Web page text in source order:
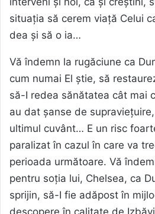
situația să cerem viață Celui
dea și să o ia…
Vă îndemn la rugăciune ca
cum numai El știe, să
să-I redea sănătatea cât mai
au dat șanse de
ultimul cuvânt… E un risc
paralizat în cazul în care va
perioada următoare. Vă
pentru soția lui, Chelsea, ca
sprijin, să-I fie adăpost în
descopere în calitate de